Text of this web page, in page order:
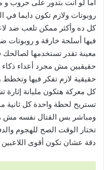
اما لو انت بتدور على حروب
كل ده وأكثر ممكن تلعب ضد
فيها أسلحة خارقة و روبوتات
معينة تقدر تستخدمها
حقيقيين مش مجرد أعداء
حقيقية لازم تفكر فيها
كل معركة هتكون مليانة
تستريح لحظة واحدة كل
ومباشر بس القتال نفسه مش
تختار الوقت الصح للهجوم
دقة عشان تكون أقوى اللاعبين